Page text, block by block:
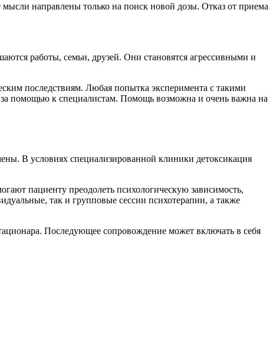
направлены только на поиск новой дозы. Отказ от приема
работы, семьи, друзей. Они становятся агрессивными и
последствиям. Любая попытка эксперимента с такими
за помощью к специалистам. Помощь возможна и очень важна на
В условиях специализированной клиники детоксикация
пациенту преодолеть психологическую зависимость,
так и групповые сессии психотерапии, а также
Последующее сопровождение может включать в себя